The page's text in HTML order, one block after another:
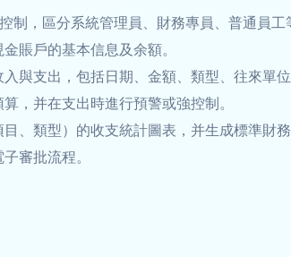
制，區分系統管理員、財務專員、普通員工
賬戶的基本信息及余額。
與支出，包括日期、金額、類型、往來單
，并在支出時進行預警或強控制。
、類型）的收支統計圖表，并生成標準財
審批流程。